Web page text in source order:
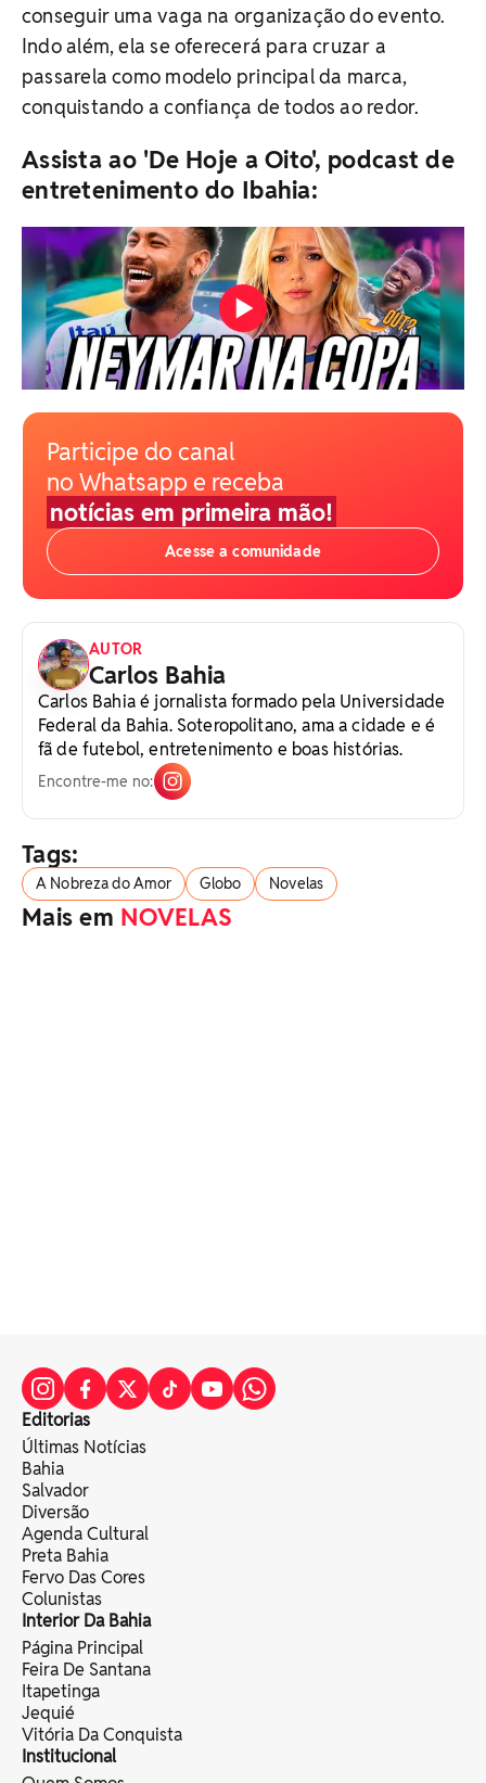
conseguir uma vaga na organização do evento.
Indo além, ela se oferecerá para cruzar a
passarela como modelo principal da marca,
conquistando a confiança de todos ao redor.
Assista ao 'De Hoje a Oito', podcast de
entretenimento do Ibahia:
Participe do canal
no Whatsapp e receba
notícias em primeira mão!
Acesse a comunidade
AUTOR
Carlos Bahia
Carlos Bahia é jornalista formado pela Universidade
Federal da Bahia. Soteropolitano, ama a cidade e é
fã de futebol, entretenimento e boas histórias.
Encontre-me no:
Tags:
A Nobreza do Amor Globo Novelas
Mais em NOVELAS
Editorias
Últimas Notícias
Bahia
Salvador
Diversão
Agenda Cultural
Preta Bahia
Fervo Das Cores
Colunistas
Interior Da Bahia
Página Principal
Feira De Santana
Itapetinga
Jequié
Vitória Da Conquista
Institucional